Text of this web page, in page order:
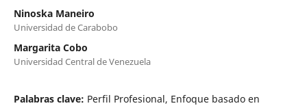
Ninoska Maneiro
Universidad de Carabobo
Margarita Cobo
Universidad Central de Venezuela
Palabras clave: Perfil Profesional, Enfoque basado en